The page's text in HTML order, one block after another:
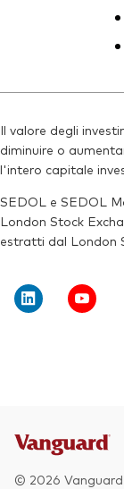
Il valore degli
diminuire o
l'intero capitale
SEDOL e SEDOL
London Stock
estratti dal London
© 2026